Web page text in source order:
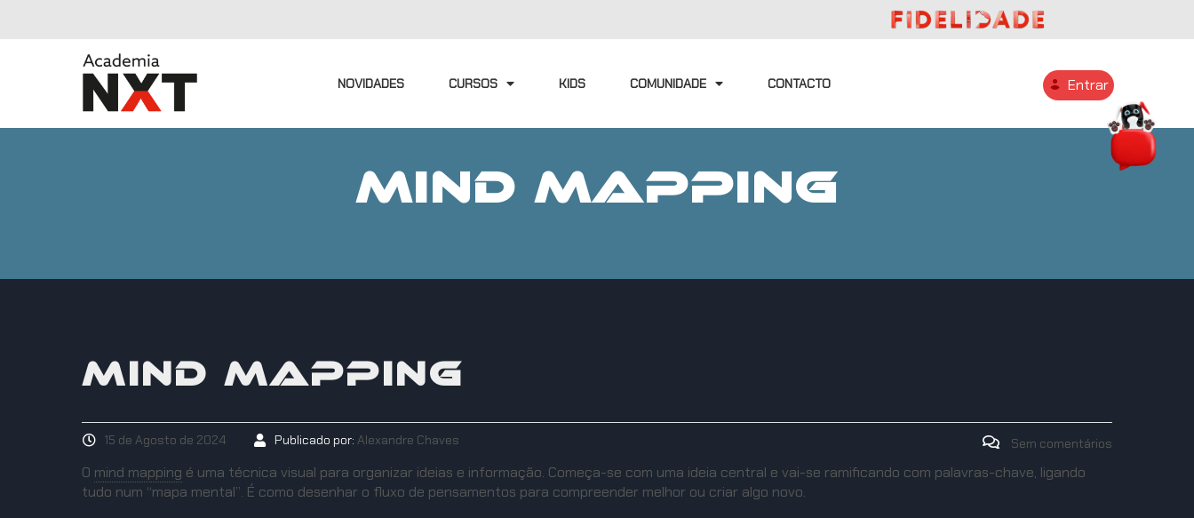
NOVIDADES CURSOS KIDS COMUNIDADE CONTACTO Entrar
MIND MAPPING
MIND MAPPING
15 de Agosto de 2024 Publicado por: Alexandre Chaves Sem comentários
O mind mapping é uma técnica visual para organizar ideias e informação. Começa-se com uma ideia central e vai-se ramificando com palavras-chave, ligando
tudo num “mapa mental”. É como desenhar o fluxo de pensamentos para compreender melhor ou criar algo novo.